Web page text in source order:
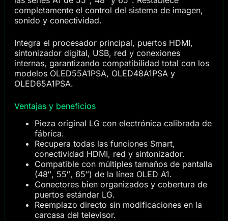
completamente el control del sistema de imagen,
sonido y conectividad.
Integra el procesador principal, puertos HDMI,
sintonizador digital, USB, red y conexiones
internas, garantizando compatibilidad total con los
modelos OLED55A1PSA, OLED48A1PSA y
OLED65A1PSA.
Ventajas y beneficios
Pieza original LG con electrónica calibrada de
fábrica.
Recupera todas las funciones Smart,
conectividad HDMI, red y sintonizador.
Compatible con múltiples tamaños de pantalla
(48″, 55″, 65″) de la línea OLED A1.
Conectores bien organizados y cobertura de
puertos estándar LG.
Reemplazo directo sin modificaciones en la
carcasa del televisor.